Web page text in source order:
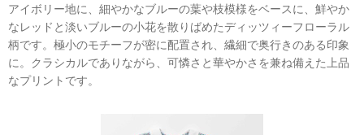
アイボリー地に、細やかなブルーの葉や枝模様をベースに、鮮やか
なレッドと淡いブルーの小花を散りばめたディッツィーフローラル
柄です。極小のモチーフが密に配置され、繊細で奥行きのある印象
に。クラシカルでありながら、可憐さと華やかさを兼ね備えた上品
なプリントです。